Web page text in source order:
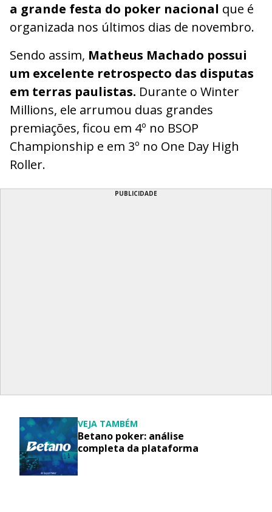
a grande festa do poker nacional que é
organizada nos últimos dias de novembro.
Sendo assim, Matheus Machado possui
um excelente retrospecto das disputas
em terras paulistas. Durante o Winter
Millions, ele arrumou duas grandes
premiações, ficou em 4º no BSOP
Championship e em 3º no One Day High
Roller.
PUBLICIDADE
VEJA TAMBÉM
Betano poker: análise
completa da plataforma